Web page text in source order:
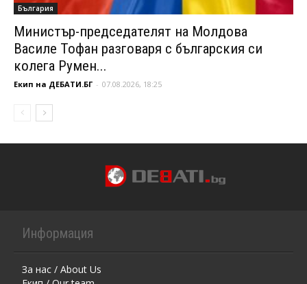
България
Министър-председателят на Молдова
Василе Тофан разговаря с българския си
колега Румен...
Екип на ДЕБАТИ.БГ - 07.08.2026, 18:25
Информация
За нас / About Us